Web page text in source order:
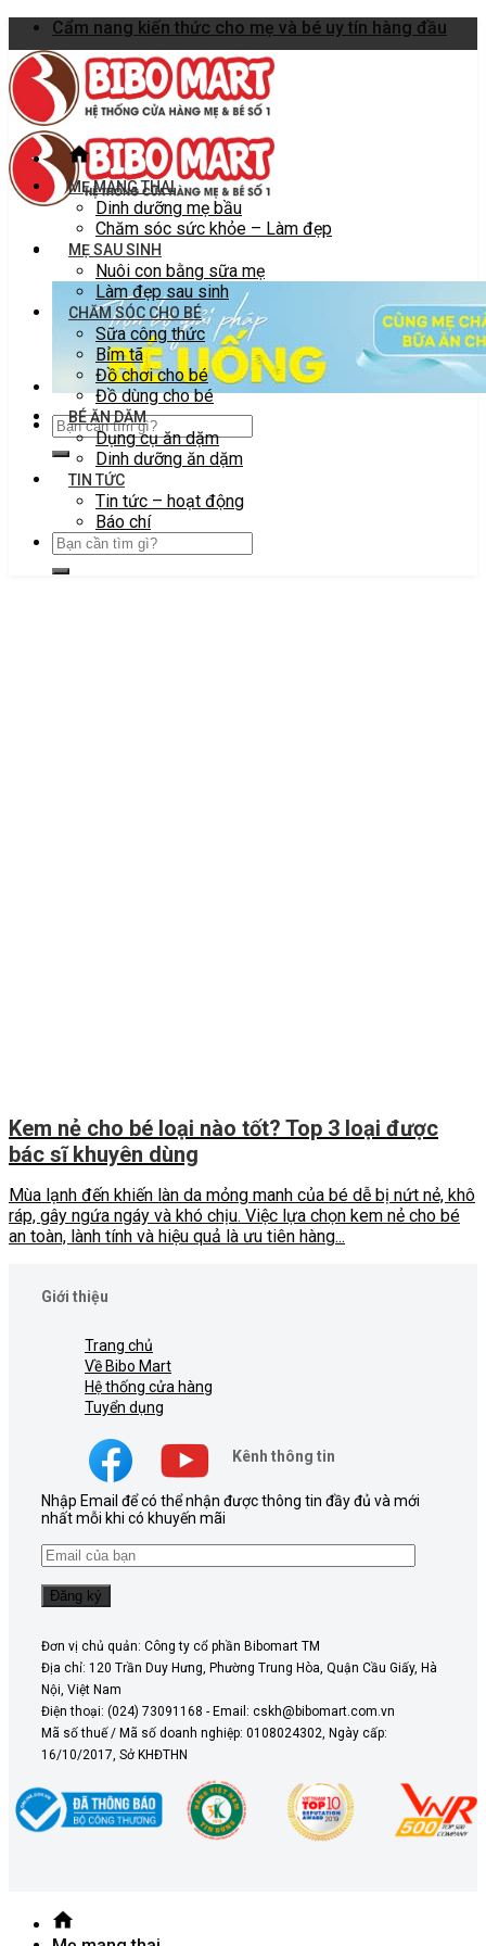
Skip
to
content
Cẩm nang kiến thức cho mẹ và bé uy tín hàng đầu
MẸ MANG THAI
Dinh dưỡng mẹ bầu
Chăm sóc sức khỏe – Làm đẹp
MẸ SAU SINH
Nuôi con bằng sữa mẹ
Làm đẹp sau sinh
CHĂM SÓC CHO BÉ
Sữa công thức
Bỉm tã
Đồ chơi cho bé
Đồ dùng cho bé
BÉ ĂN DẶM
Dụng cụ ăn dặm
Dinh dưỡng ăn dặm
TIN TỨC
Tin tức – hoạt động
Báo chí
Kem nẻ cho bé loại nào tốt? Top 3 loại được
bác sĩ khuyên dùng
Mùa lạnh đến khiến làn da mỏng manh của bé dễ bị nứt nẻ, khô
ráp, gây ngứa ngáy và khó chịu. Việc lựa chọn kem nẻ cho bé
an toàn, lành tính và hiệu quả là ưu tiên hàng...
Giới thiệu
Trang chủ
Về Bibo Mart
Hệ thống cửa hàng
Tuyển dụng
Kênh thông tin
Nhập Email để có thể nhận được thông tin đầy đủ và mới
nhất mỗi khi có khuyến mãi
Đơn vị chủ quản: Công ty cổ phần Bibomart TM
Địa chỉ: 120 Trần Duy Hưng, Phường Trung Hòa, Quận Cầu Giấy, Hà
Nội, Việt Nam
Điện thoại: (024) 73091168 - Email: cskh@bibomart.com.vn
Mã số thuế / Mã số doanh nghiệp: 0108024302, Ngày cấp:
16/10/2017, Sở KHĐTHN